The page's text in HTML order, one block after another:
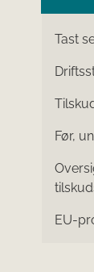
Tast
Før,
EU-